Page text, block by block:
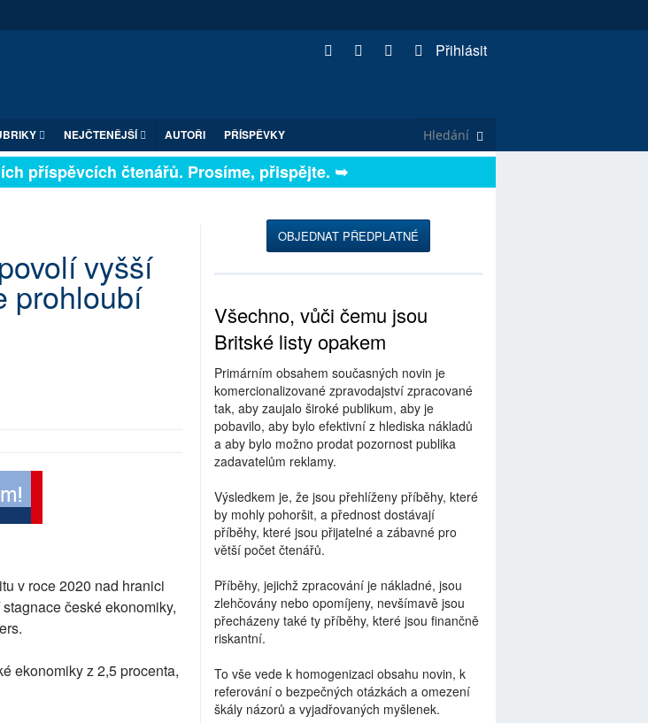
Přihlásit
NEJČTENĚJŠÍ AUTOŘI PŘÍSPĚVKY
příspěvcích čtenářů. Prosíme, přispějte. ➥
vyšší
prohloubí
v roce 2020 nad hranici
české ekonomiky,
ekonomiky z 2,5 procenta,
OBJEDNAT PŘEDPLATNÉ
Všechno, vůči čemu jsou
Britské listy opakem
Primárním obsahem současných novin je
komercionalizované zpravodajství zpracované
tak, aby zaujalo široké publikum, aby je
pobavilo, aby bylo efektivní z hlediska nákladů
a aby bylo možno prodat pozornost publika
zadavatelům reklamy.
Výsledkem je, že jsou přehlíženy příběhy, které
by mohly pohoršit, a přednost dostávají
příběhy, které jsou přijatelné a zábavné pro
větší počet čtenářů.
Příběhy, jejichž zpracování je nákladné, jsou
zlehčovány nebo opomíjeny, nevšímavě jsou
přecházeny také ty příběhy, které jsou finančně
riskantní.
To vše vede k homogenizaci obsahu novin, k
referování o bezpečných otázkách a omezení
škály názorů a vyjadřovaných myšlenek.